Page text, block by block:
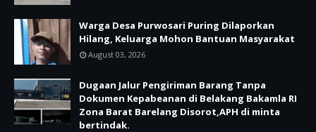
Warga Desa Purwosari Puring Dilaporkan
Hilang, Keluarga Mohon Bantuan Masyarakat
August 03, 2026
Dugaan Jalur Pengiriman Barang Tanpa
Dokumen Kepabeanan di Belakang Bakamla RI
Zona Barat Barelang Disorot,APH di minta
bertindak.